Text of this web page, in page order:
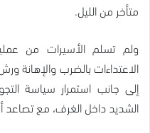
متأخر من الليل.
ولم تسلم الأسيرات من
الاعتداءات بالضرب والإهانة
إلى جانب استمرار سياسة
الشديد داخل الغرف، مع تصاعد